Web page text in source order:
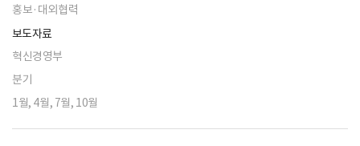
홍보·대외협력
보도자료
혁신경영부
분기
1월, 4월, 7월, 10월